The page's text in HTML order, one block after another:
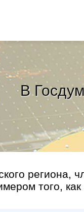
В
региона,
того,